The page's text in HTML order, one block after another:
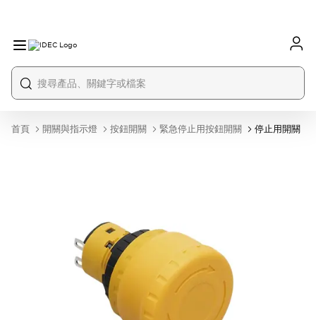
首頁 開關與指示燈 按鈕開關 緊急停止用按鈕開關 停止用開關